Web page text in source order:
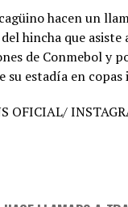
hacen un
hincha que asiste
de Conmebol y
su estadía en
OFICIAL/